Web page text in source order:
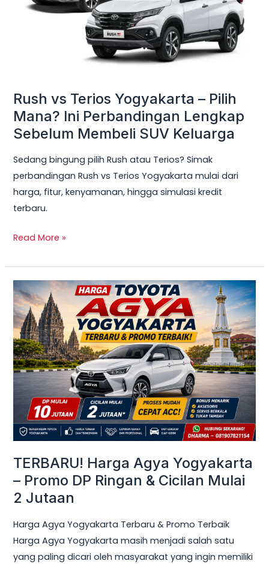
Rush vs Terios Yogyakarta – Pilih
Mana? Ini Perbandingan Lengkap
Sebelum Membeli SUV Keluarga
Sedang bingung pilih Rush atau Terios? Simak
perbandingan Rush vs Terios Yogyakarta mulai dari
harga, fitur, kenyamanan, hingga simulasi kredit
terbaru.
Pilih
Membeli
SUV
Keluarga
Read More »
TERBARU! Harga Agya Yogyakarta
– Promo DP Ringan & Cicilan Mulai
2 Jutaan
Harga Agya Yogyakarta Terbaru & Promo Terbaik
Harga Agya Yogyakarta masih menjadi salah satu
yang paling dicari oleh masyarakat yang ingin memiliki
TERBARU!
Harga
Agya
Yogyakarta
–
Promo
DP
Ringan
Cicilan
2
Jutaan